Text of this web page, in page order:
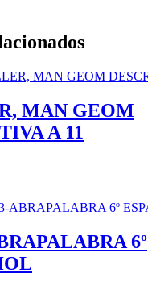
MAN GEOM
A 11
6º